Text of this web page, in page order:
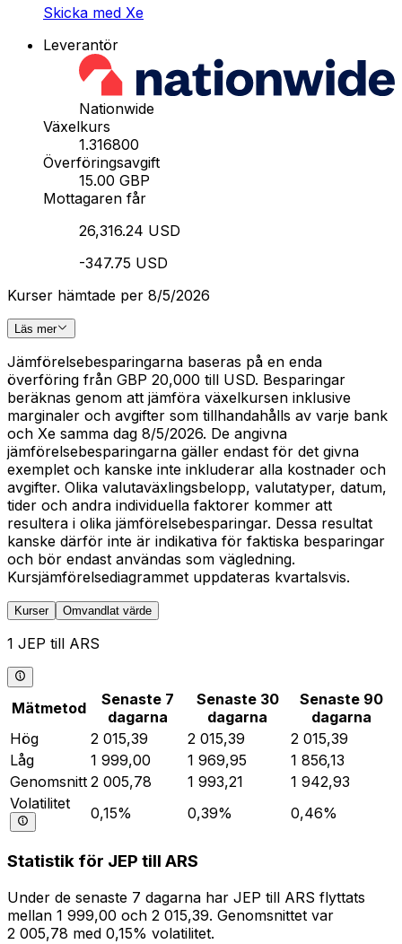
Skicka med Xe
Leverantör
Nationwide
Växelkurs
1.316800
Överföringsavgift
15.00 GBP
Mottagaren får
26,316.24 USD
-347.75 USD
Kurser hämtade per 8/5/2026
Läs mer
Jämförelsebesparingarna baseras på en enda
överföring från GBP 20,000 till USD. Besparingar
beräknas genom att jämföra växelkursen inklusive
marginaler och avgifter som tillhandahålls av varje bank
och Xe samma dag 8/5/2026. De angivna
jämförelsebesparingarna gäller endast för det givna
exemplet och kanske inte inkluderar alla kostnader och
avgifter. Olika valutaväxlingsbelopp, valutatyper, datum,
tider och andra individuella faktorer kommer att
resultera i olika jämförelsebesparingar. Dessa resultat
kanske därför inte är indikativa för faktiska besparingar
och bör endast användas som vägledning.
Kursjämförelsediagrammet uppdateras kvartalsvis.
Kurser Omvandlat värde
1 JEP till ARS
Mätmetod
Senaste 7
dagarna
Senaste 30
dagarna
Senaste 90
dagarna
Hög
2 015,39 2 015,39
2 015,39
Låg
1 999,00 1 969,95
1 856,13
Genomsnitt 2 005,78 1 993,21
1 942,93
Volatilitet
0,15% 0,39% 0,46%
Statistik för JEP till ARS
Under de senaste 7 dagarna har JEP till ARS flyttats
mellan 1 999,00 och 2 015,39. Genomsnittet var
2 005,78 med 0,15% volatilitet.